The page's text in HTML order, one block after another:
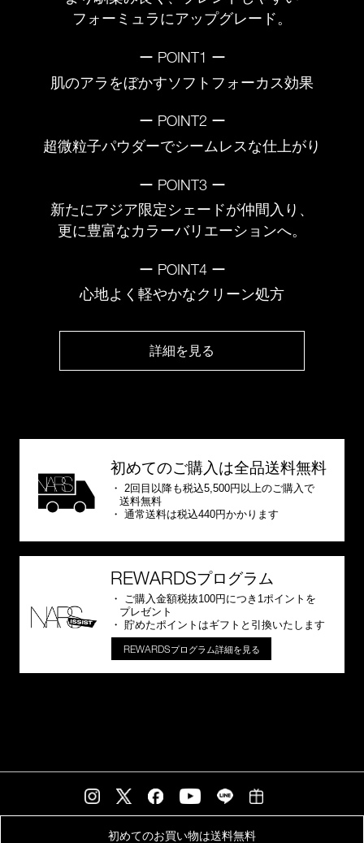
フォーミュラにアップグレード。
ー POINT1 ー
肌のアラをぼかすソフトフォーカス効果
ー POINT2 ー
超微粒子パウダーでシームレスな仕上がり
ー POINT3 ー
新たにアジア限定シェードが仲間入り、
更に豊富なカラーバリエーションへ。
ー POINT4 ー
心地よく軽やかなクリーン処方
詳細を見る
初めてのご購入は全品送料無料
2回目以降も税込5,500円以上のご購入で
送料無料
通常送料は税込440円かかります
REWARDSプログラム
ご購入金額税抜100円につき1ポイントを
プレゼント
貯めたポイントはギフトと引換いたします
REWARDSプログラム詳細を見る
初めてのお買い物は送料無料